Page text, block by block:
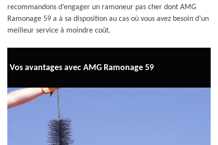
recommandons d’engager un ramoneur pas cher dont AMG
Ramonage 59 a à sa disposition au cas où vous avez besoin d’un
meilleur service à moindre coût.
Vos avantages avec AMG Ramonage 59